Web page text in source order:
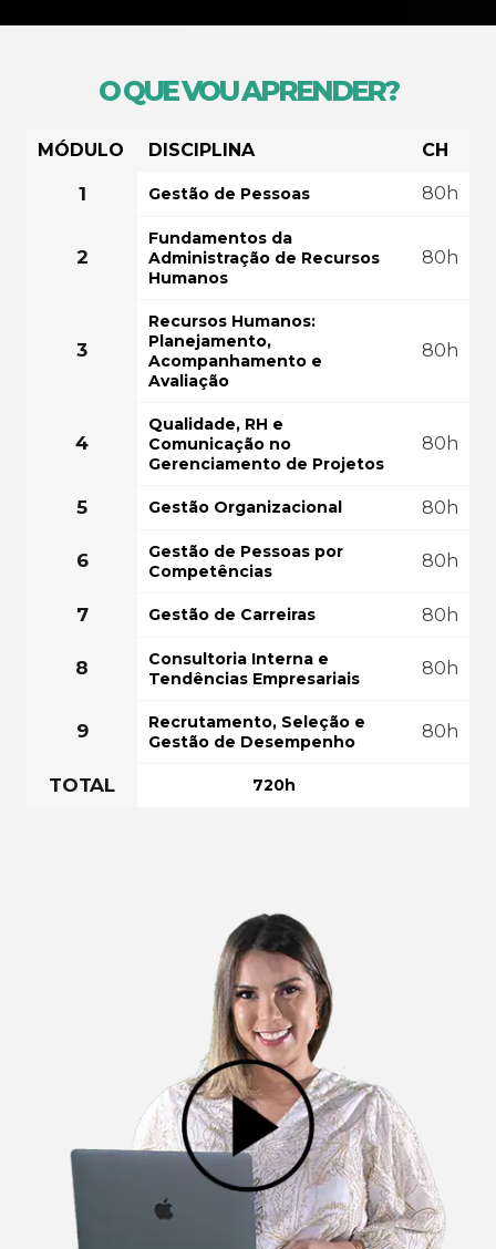
FAÇA SUA
O QUE VOU APRENDER?
MÓDULO DISCIPLINA CH
1 Gestão de Pessoas 80h
2
Fundamentos da
Administração de Recursos
Humanos
80h
3
Recursos Humanos:
Planejamento,
Acompanhamento e
Avaliação
80h
4
Qualidade, RH e
Comunicação no
Gerenciamento de Projetos
80h
5 Gestão Organizacional 80h
6
Gestão de Pessoas por
Competências
80h
7 Gestão de Carreiras 80h
8
Consultoria Interna e
Tendências Empresariais
80h
9
Recrutamento, Seleção e
Gestão de Desempenho
80h
TOTAL 720h